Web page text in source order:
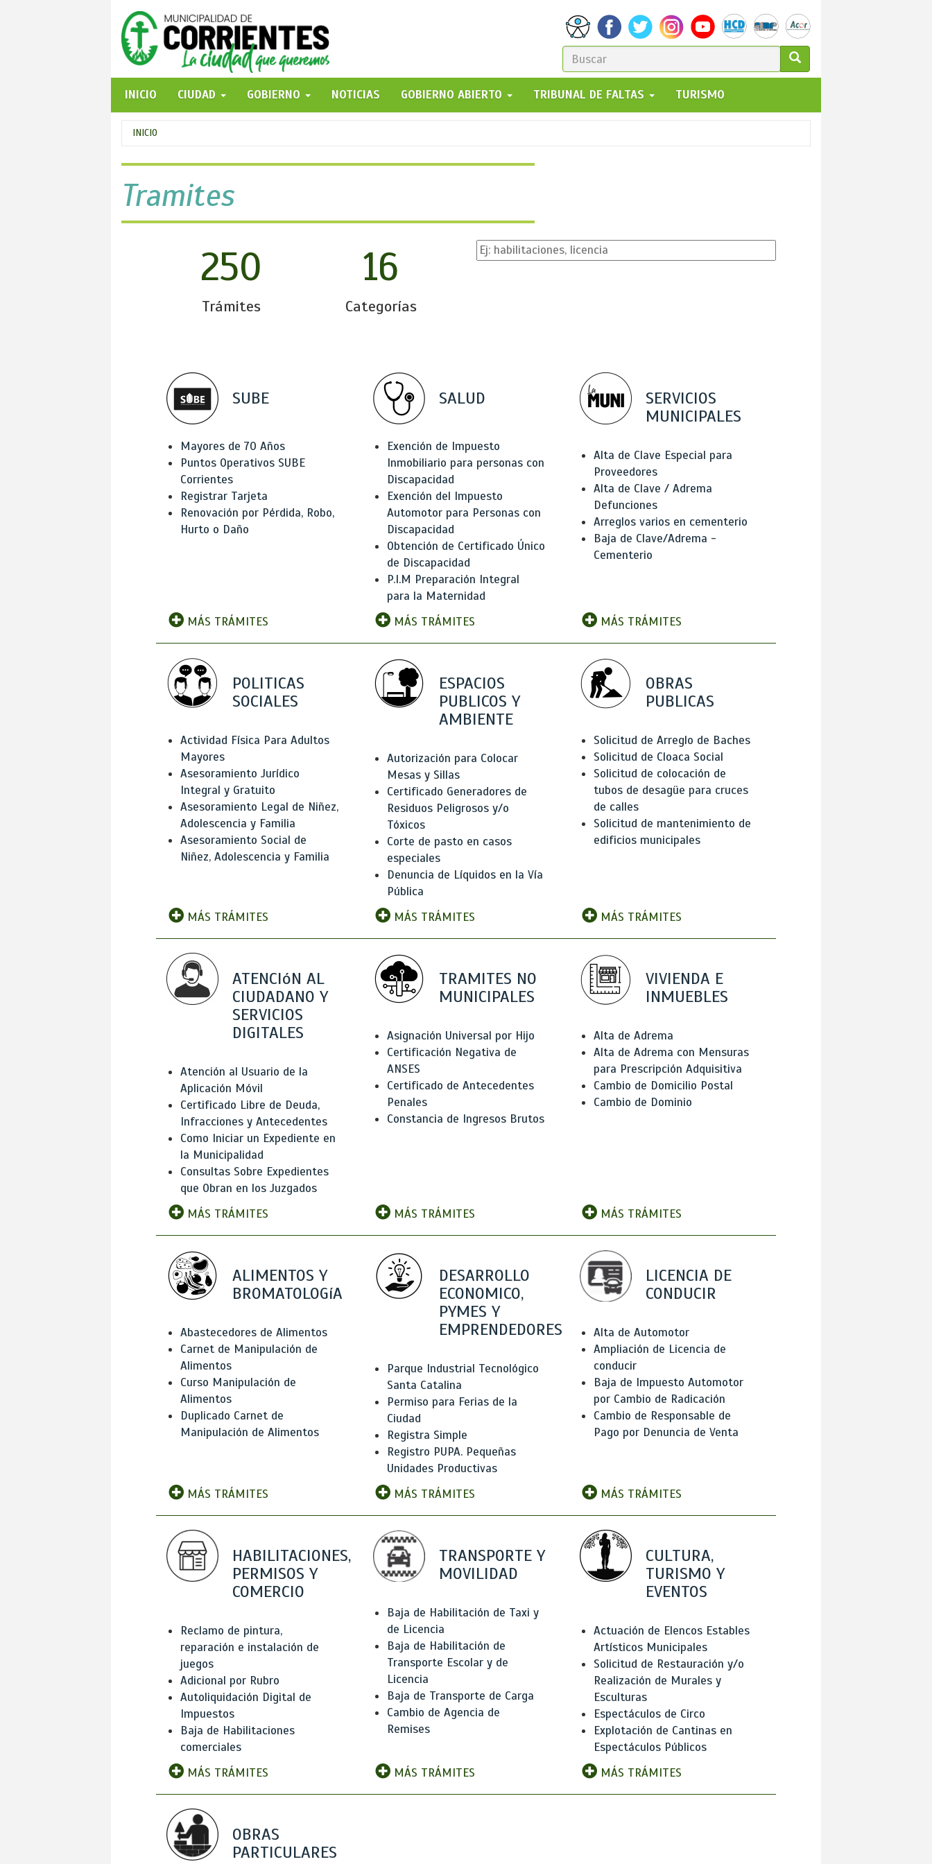
FORMULARIO
DE
BÚSQUEDA
GO!
INICIO
CIUDAD GOBIERNO NOTICIAS GOBIERNO ABIERTO TRIBUNAL DE FALTAS TURISMO
Se
encuentra
usted
aquí
INICIO
Tramites
250
Trámites
16
Categorías
SUBE
Mayores de 70 Años
Puntos Operativos SUBE
Corrientes
Registrar Tarjeta
Renovación por Pérdida, Robo,
Hurto o Daño
MÁS TRÁMITES
SALUD
Exención de Impuesto
Inmobiliario para personas con
Discapacidad
Exención del Impuesto
Automotor para Personas con
Discapacidad
Obtención de Certificado Único
de Discapacidad
P.I.M Preparación Integral
para la Maternidad
MÁS TRÁMITES
SERVICIOS
MUNICIPALES
Alta de Clave Especial para
Proveedores
Alta de Clave / Adrema
Defunciones
Arreglos varios en cementerio
Baja de Clave/Adrema -
Cementerio
MÁS TRÁMITES
POLITICAS
SOCIALES
Actividad Física Para Adultos
Mayores
Asesoramiento Jurídico
Integral y Gratuito
Asesoramiento Legal de Niñez,
Adolescencia y Familia
Asesoramiento Social de
Niñez, Adolescencia y Familia
MÁS TRÁMITES
ESPACIOS
PUBLICOS Y
AMBIENTE
Autorización para Colocar
Mesas y Sillas
Certificado Generadores de
Residuos Peligrosos y/o
Tóxicos
Corte de pasto en casos
especiales
Denuncia de Líquidos en la Vía
Pública
MÁS TRÁMITES
OBRAS
PUBLICAS
Solicitud de Arreglo de Baches
Solicitud de Cloaca Social
Solicitud de colocación de
tubos de desagüe para cruces
de calles
Solicitud de mantenimiento de
edificios municipales
MÁS TRÁMITES
ATENCIóN AL
CIUDADANO Y
SERVICIOS
DIGITALES
Atención al Usuario de la
Aplicación Móvil
Certificado Libre de Deuda,
Infracciones y Antecedentes
Como Iniciar un Expediente en
la Municipalidad
Consultas Sobre Expedientes
que Obran en los Juzgados
MÁS TRÁMITES
TRAMITES NO
MUNICIPALES
Asignación Universal por Hijo
Certificación Negativa de
ANSES
Certificado de Antecedentes
Penales
Constancia de Ingresos Brutos
MÁS TRÁMITES
VIVIENDA E
INMUEBLES
Alta de Adrema
Alta de Adrema con Mensuras
para Prescripción Adquisitiva
Cambio de Domicilio Postal
Cambio de Dominio
MÁS TRÁMITES
ALIMENTOS Y
BROMATOLOGíA
Abastecedores de Alimentos
Carnet de Manipulación de
Alimentos
Curso Manipulación de
Alimentos
Duplicado Carnet de
Manipulación de Alimentos
MÁS TRÁMITES
DESARROLLO
ECONOMICO,
PYMES Y
EMPRENDEDORES
Parque Industrial Tecnológico
Santa Catalina
Permiso para Ferias de la
Ciudad
Registra Simple
Registro PUPA. Pequeñas
Unidades Productivas
MÁS TRÁMITES
LICENCIA DE
CONDUCIR
Alta de Automotor
Ampliación de Licencia de
conducir
Baja de Impuesto Automotor
por Cambio de Radicación
Cambio de Responsable de
Pago por Denuncia de Venta
MÁS TRÁMITES
HABILITACIONES,
PERMISOS Y
COMERCIO
Reclamo de pintura,
reparación e instalación de
juegos
Adicional por Rubro
Autoliquidación Digital de
Impuestos
Baja de Habilitaciones
comerciales
MÁS TRÁMITES
TRANSPORTE Y
MOVILIDAD
Baja de Habilitación de Taxi y
de Licencia
Baja de Habilitación de
Transporte Escolar y de
Licencia
Baja de Transporte de Carga
Cambio de Agencia de
Remises
MÁS TRÁMITES
CULTURA,
TURISMO Y
EVENTOS
Actuación de Elencos Estables
Artísticos Municipales
Solicitud de Restauración y/o
Realización de Murales y
Esculturas
Espectáculos de Circo
Explotación de Cantinas en
Espectáculos Públicos
MÁS TRÁMITES
OBRAS
PARTICULARES